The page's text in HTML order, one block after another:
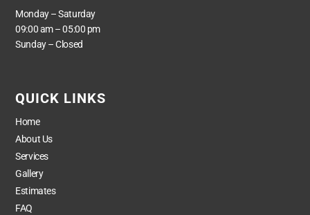
Monday – Saturday
09:00 am – 05:00 pm
Sunday – Closed
QUICK LINKS
Home
About Us
Services
Gallery
Estimates
FAQ